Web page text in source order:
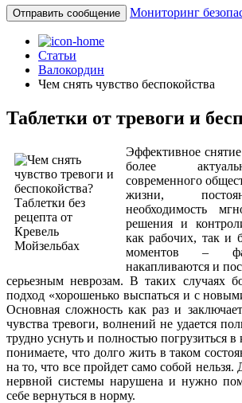
Отправить сообщение Мониторинг
Статьи
Валокордин
Чем снять чувство беспокойства
Таблетки от тревоги и
Эффективное
более
современного
жизни,
необходимость
решения и
как рабочих, так и
моментов –
накапливаются и
серьезным неврозам. В таких случаях
подход «хорошенько выспаться и с
Основная сложность как раз и
чувства тревоги, волнений не удается
трудно уснуть и полностью погрузиться
понимаете, что долго жить в таком
на то, что все пройдет само собой нельзя.
нервной системы нарушена и нужно
себе вернуться в норму.